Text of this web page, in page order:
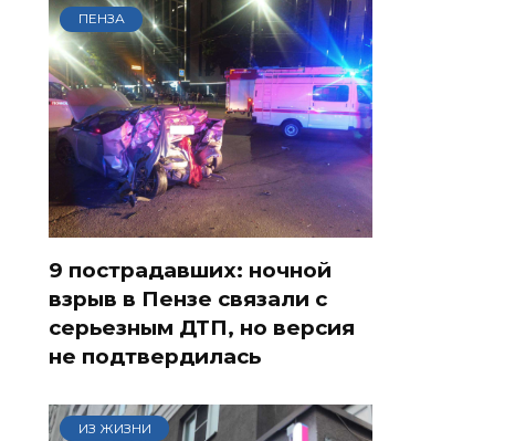
ПЕНЗА
9 пострадавших: ночной
взрыв в Пензе связали с
серьезным ДТП, но версия
не подтвердилась
ИЗ ЖИЗНИ